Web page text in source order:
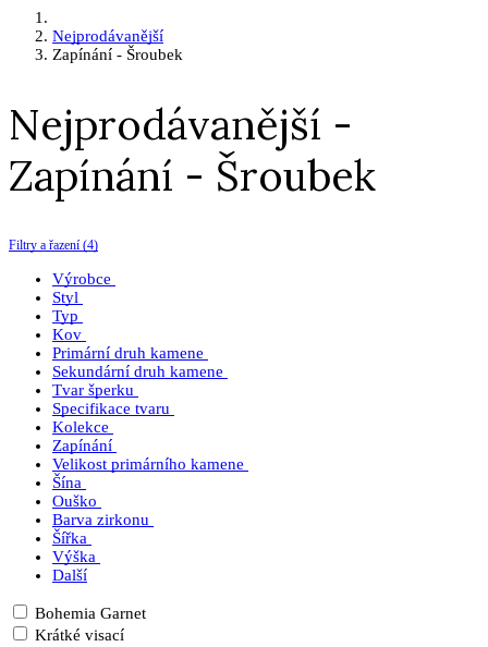
Nejprodávanější
Zapínání - Šroubek
Nejprodávanější -
Zapínání - Šroubek
Filtry a řazení (4)
Výrobce
Styl
Typ
Kov
Primární druh kamene
Sekundární druh kamene
Tvar šperku
Specifikace tvaru
Kolekce
Zapínání
Velikost primárního kamene
Šína
Ouško
Barva zirkonu
Šířka
Výška
Další
Bohemia Garnet
Krátké visací